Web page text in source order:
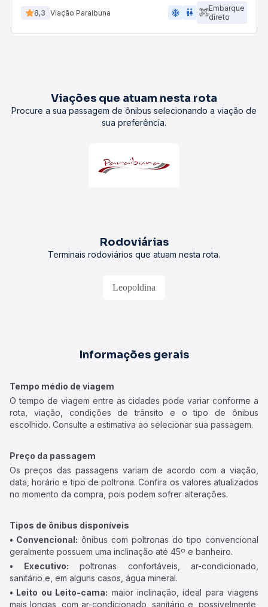
8,3 Viação Paraibuna ac_unit wc
Embarque
direto
Viações que atuam nesta rota
Procure a sua passagem de ônibus selecionando a viação de
sua preferência.
Rodoviárias
Terminais rodoviários que atuam nesta rota.
Leopoldina
Informações gerais
Tempo médio de viagem
O tempo de viagem entre as cidades pode variar conforme a
rota, viação, condições de trânsito e o tipo de ônibus
escolhido. Consulte a estimativa ao selecionar sua passagem.
Preço da passagem
Os preços das passagens variam de acordo com a viação,
data, horário e tipo de poltrona. Confira os valores atualizados
no momento da compra, pois podem sofrer alterações.
Tipos de ônibus disponíveis
• Convencional: ônibus com poltronas do tipo convencional
geralmente possuem uma inclinação até 45º e banheiro.
• Executivo: poltronas confortáveis, ar-condicionado,
sanitário e, em alguns casos, água mineral.
• Leito ou Leito-cama: maior inclinação, ideal para viagens
mais longas, com ar-condicionado, sanitário e, possivelmente,